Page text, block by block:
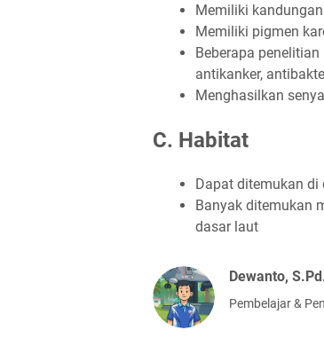
Memiliki
Memiliki pigmen
Beberapa
antikanker,
Menghasilkan
C. Habitat
Dapat ditemukan di
Banyak ditemukan
dasar laut
Dewanto,
Pembelajar &